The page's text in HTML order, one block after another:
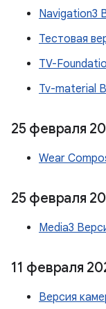
Navigation3
Тестовая
TV-
Tv-material
25 февраля
Wear
25 февраля
Media3
11 февраля
Версия